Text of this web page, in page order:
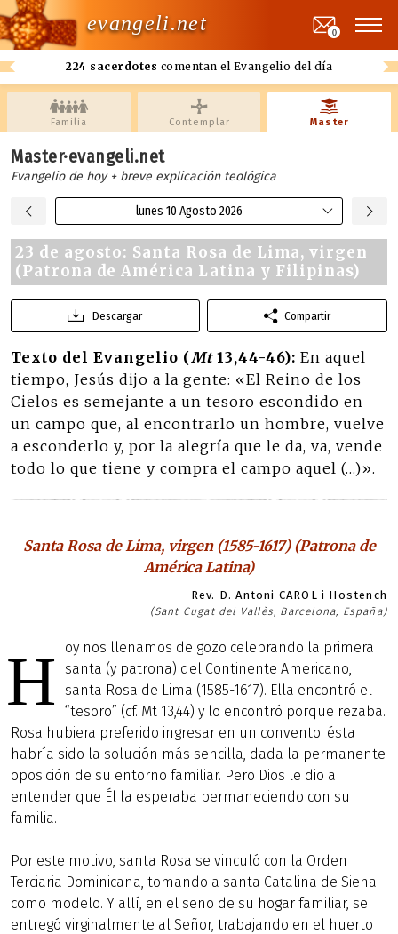
evangeli.net
224 sacerdotes comentan el Evangelio del día
0
Familia Contemplar Master
Master·evangeli.net
Evangelio de hoy + breve explicación teológica
lunes 10 Agosto 2026
23 de agosto: Santa Rosa de Lima, virgen
(Patrona de América Latina y Filipinas)
Descargar Compartir
Texto del Evangelio (Mt13,44-46): En aquel
tiempo, Jesús dijo a la gente: «El Reino de los
Cielos es semejante a un tesoro escondido en
un campo que, al encontrarlo un hombre, vuelve
a esconderlo y, por la alegría que le da, va, vende
todo lo que tiene y compra el campo aquel (…)».
Santa Rosa de Lima, virgen (1585-1617) (Patrona de
América Latina)
Rev. D. Antoni CAROL i Hostench
(Sant Cugat del Vallès, Barcelona, España)
H
oy nos llenamos de gozo celebrando la primera
santa (y patrona) del Continente Americano,
santa Rosa de Lima (1585-1617). Ella encontró el
“tesoro” (cf. Mt 13,44) y lo encontró porque rezaba.
Rosa hubiera preferido ingresar en un convento: ésta
habría sido la solución más sencilla, dada la permanente
oposición de su entorno familiar. Pero Dios le dio a
entender que Él la esperaba permaneciendo con su
familia.
Por este motivo, santa Rosa se vinculó con la Orden
Terciaria Dominicana, tomando a santa Catalina de Siena
como modelo. Y allí, en el seno de su hogar familiar, se
entregó virginalmente al Señor, trabajando en el huerto